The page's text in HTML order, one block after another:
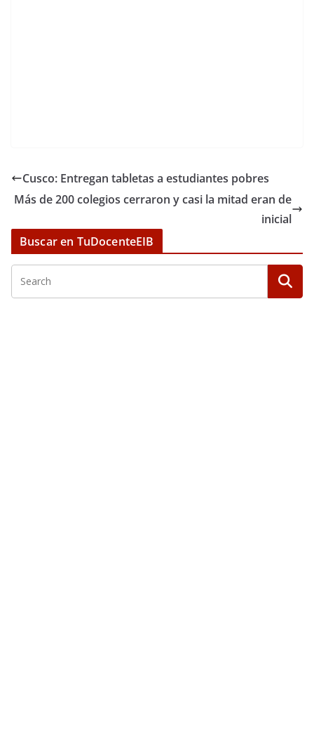
Cusco: Entregan tabletas a estudiantes pobres
Más de 200 colegios cerraron y casi la mitad eran de
inicial
Buscar en TuDocenteEIB